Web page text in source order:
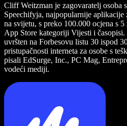
Cliff Weitzman je zagovaratelj osoba
Speechifyja, najpopularnije aplikacije
na svijetu, s preko 100.000 ocjena s
App Store kategoriji Vijesti i
uvršten na Forbesovu listu 30 ispod
pristupačnosti interneta za osobe s
pisali EdSurge, Inc., PC Mag,
vodeći mediji.